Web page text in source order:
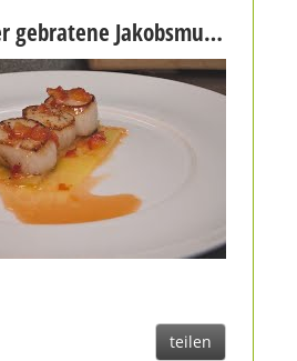
In Kakaobutter gebratene Jakobsmuschel, kandierte Ananas und Chili-Salsa
teilen